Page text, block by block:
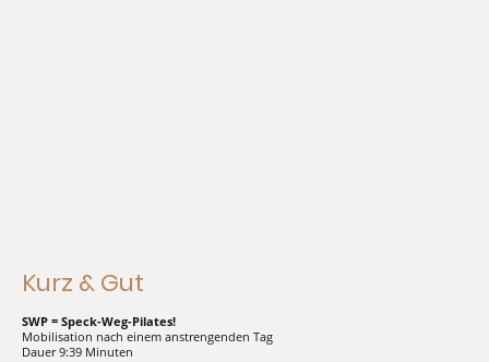
Kurz & Gut
SWP = Speck-Weg-Pilates!
Mobilisation nach einem anstrengenden Tag
Dauer 9:39 Minuten